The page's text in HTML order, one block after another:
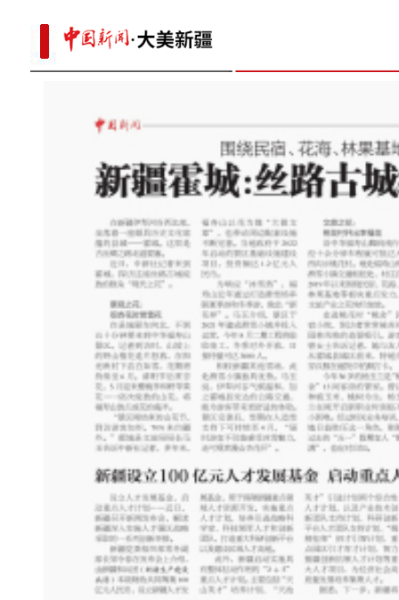
夏季在新疆滑雪是一种